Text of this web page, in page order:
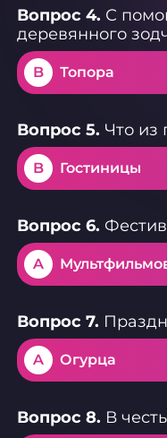
Вопрос 4. С
деревянного
B Топора
Вопрос 5. Что из
B Гостиницы
Вопрос 6.
A
Вопрос 7.
A Огурца
Вопрос 8. В